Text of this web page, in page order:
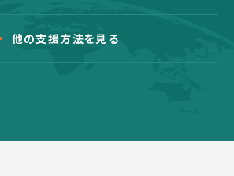
他の支援方法を見る